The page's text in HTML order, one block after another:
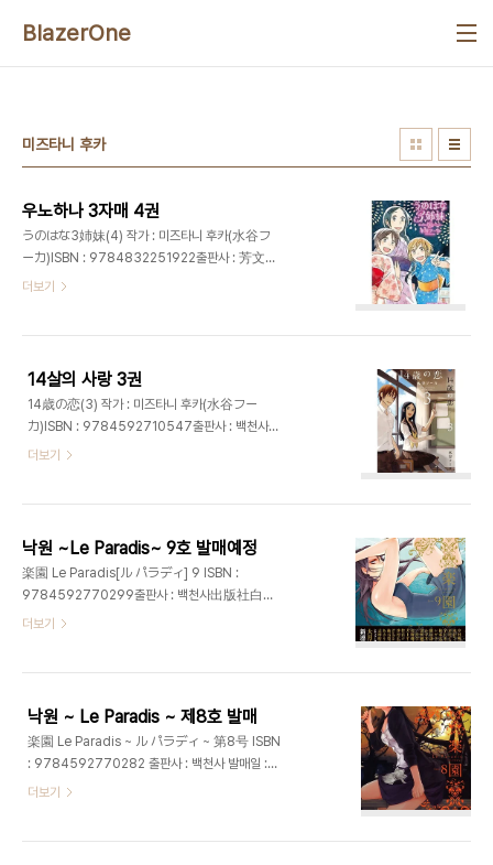
BlazerOne
미즈타니 후카
우노하나 3자매 4권
うのはな3姉妹(4) 작가 : 미즈타니 후카(水谷フ
ーカ)ISBN : 9784832251922출판사 : 芳文社
발매일 : 2013년 6월 7일가격 : 650엔
더보기
14살의 사랑 3권
14歳の恋(3) 작가 : 미즈타니 후카(水谷フー
カ)ISBN : 9784592710547출판사 : 백천사발
매일 : 213년 4월 27일가격 : 750엔
더보기
낙원 ~Le Paradis~ 9호 발매예정
楽園 Le Paradis[ル パラディ] 9 ISBN :
9784592770299출판사 : 백천사出版社白泉
社レーベル楽園コミックス発발매일 : 2012년 6
생의 나카무라 아스미코(中村明日美子), 하야테X
블레이드의 하야시야 시즈루(林家志弦), 허니문샐
러드의 니노미야 히카루(二宮ひかる), GAME
OVER의 미즈타니 후카(水谷フーカ), 방과후 플레
이의 쿠로사키 렌도(黒咲練導), 연애 디스토션의 이
히로아키(沙村広明), 스프릿 오브 원더의 츠루타 겐
더보기
낙원 ~ Le Paradis ~ 제8호 발매
楽園 Le Paradis ~ ル パラディ ~ 第8号 ISBN
: 9784592770282 출판사 : 백천사 발매일 :
2012년 2월 29일 가격 : 880엔 동급생의 나카무
더보기